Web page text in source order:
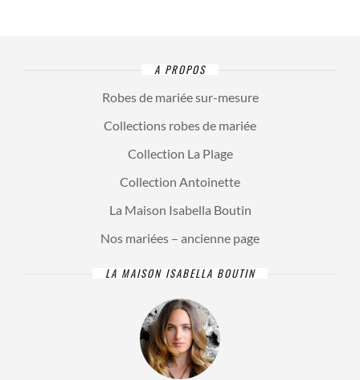
A PROPOS
Robes de mariée sur-mesure
Collections robes de mariée
Collection La Plage
Collection Antoinette
La Maison Isabella Boutin
Nos mariées – ancienne page
LA MAISON ISABELLA BOUTIN